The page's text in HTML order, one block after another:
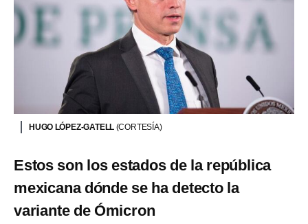
HUGO LÓPEZ-GATELL (CORTESÍA)
Estos son los estados de la república
mexicana dónde se ha detecto la
variante de Ómicron